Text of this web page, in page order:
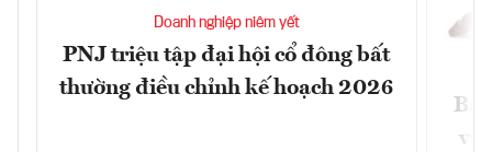
Doanh nghiệp niêm yết
PNJ triệu tập đại hội cổ đông bất
thường điều chỉnh kế hoạch 2026
và